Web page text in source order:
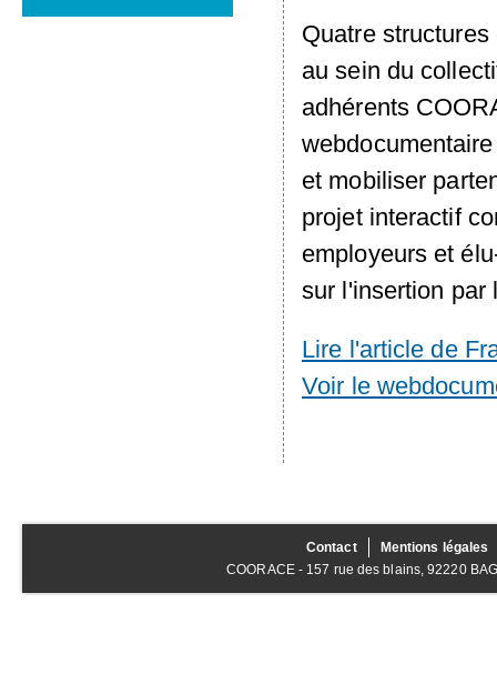
Quatre
au sein du
adhérents
et mobiliser
projet interactif
employeurs et
sur l'insertion par
Lire l'article de
Voir le
Contact
Mentions légales
COORACE - 157 rue des blains, 92220